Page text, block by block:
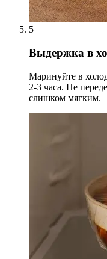
5
Выдержка в
Маринуйте в
2-3 часа. Не
слишком мягким.